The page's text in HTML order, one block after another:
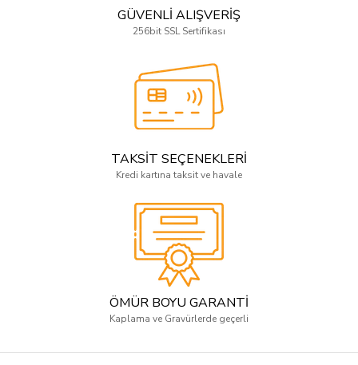
GÜVENLİ ALIŞVERİŞ
256bit SSL Sertifikası
TAKSİT SEÇENEKLERİ
Kredi kartına taksit ve havale
ÖMÜR BOYU GARANTİ
Kaplama ve Gravürlerde geçerli